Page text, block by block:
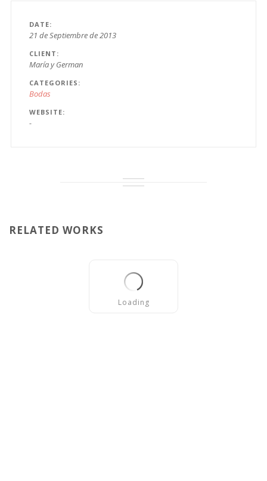
DATE
21 de Septiembre de 2013
CLIENT
María y German
CATEGORIES
Bodas
WEBSITE
-
RELATED WORKS
Loading